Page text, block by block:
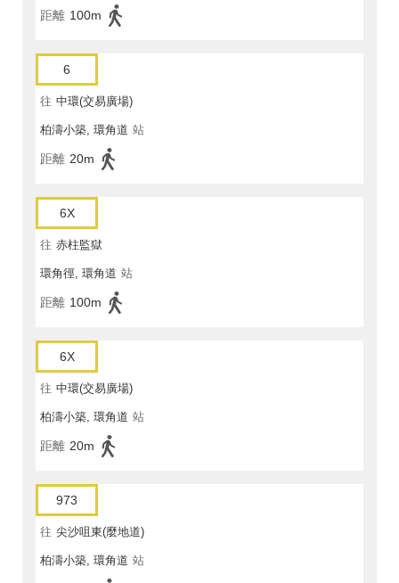
距離 100m
6
往 中環(交易廣場)
柏濤小築, 環角道 站
距離 20m
6X
往 赤柱監獄
環角徑, 環角道 站
距離 100m
6X
往 中環(交易廣場)
柏濤小築, 環角道 站
距離 20m
973
往 尖沙咀東(麼地道)
柏濤小築, 環角道 站